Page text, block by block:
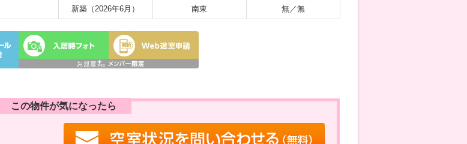
新築（2026年6月） 南東 無／無
この物件が気になったら